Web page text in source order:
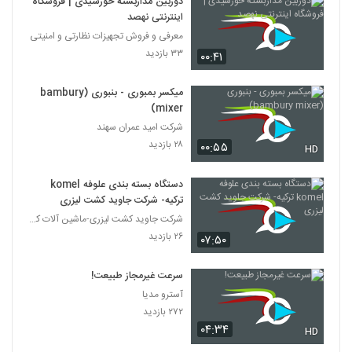
The Revenge of Geography by
Robert D. Kaplan
48
The Revenge of Geography, Robert
D. Kaplan presentation to ASPI
Robert D. Kaplan on The Revenge of
Geography (Edited)
۴۶۲ بازدید
50
Steven Pinker & Robert D. Kaplan: Is
the World Becoming More Peaceful
51
geography
52
Google and the World Brain
۳۹۲ بازدید
۰۰:۴۱
اینترنتی نهصد
معرفی و فروش تجهیزات نظارتی و امنیتی
۳۳ بازدید
۰۰:۵۵ HD
میکسر بمبوری - بنبوری (bambury
mixer)
شرکت امید عمران سهند
۲۸ بازدید
۰۷:۵۰
دستگاه بسته بندی علوفه komel
ترکیه- شرکت جاوید کشت لیزری
شرکت جاوید کشت لیزری-ماشین آلات کشاورزی مردانی
۲۶ بازدید
۰۴:۳۴ HD
سرعت غیرمجاز طبیعت!
آسترو مدیا
۲۷۲ بازدید